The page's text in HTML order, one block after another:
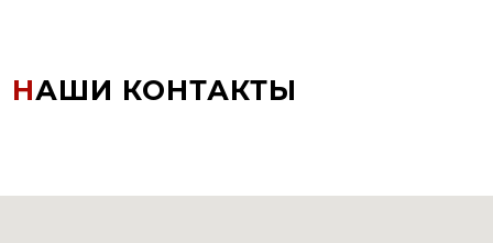
НАШИ КОНТАКТЫ